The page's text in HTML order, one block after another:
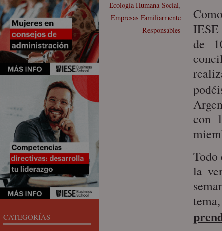
Ecología Humana-Social,
Empresas Familiarmente
Responsables
IESE
de
con
Todo
la
CATEGORÍAS